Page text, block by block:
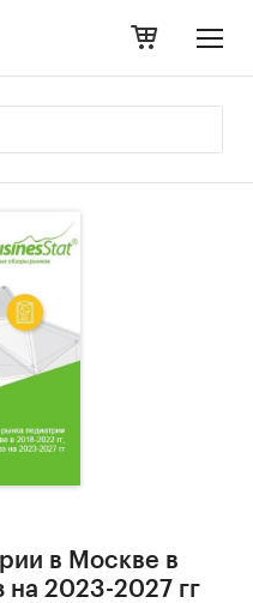
в Москве в
на 2023-2027 гг